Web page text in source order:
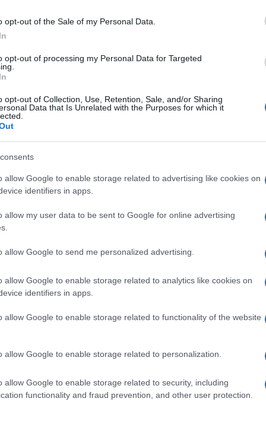
opt-out of the Sale of my Personal Data.
opt-out of processing my Personal Data for Targeted
opt-out of Collection, Use, Retention, Sale, and/or Sharing
Data that Is Unrelated with the Purposes for which it
allow Google to enable storage related to advertising like cookies on
identifiers in apps.
allow my user data to be sent to Google for online advertising
allow Google to send me personalized advertising.
allow Google to enable storage related to analytics like cookies on
identifiers in apps.
allow Google to enable storage related to functionality of the website
allow Google to enable storage related to personalization.
allow Google to enable storage related to security, including
functionality and fraud prevention, and other user protection.
Paris, η οποία απασχολεί 17.000
τις 30 Οκτωβρίου λόγω των
για την αναχαίτιση της πανδημίας.
λιγότερο 1.000 άνθρωποι την ημέρα”,
ότι θα είναι ανοιχτό μόνον τα
περίπου εξήντα γιατρών,
υποδοχής, σύμφωνα με τους
μέσω ίντερνετ,
Τρίτη, ο Γάλλος πρόεδρος Εμανουέλ